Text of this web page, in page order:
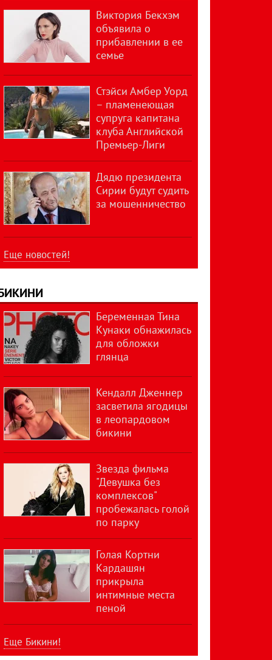
Виктория Бекхэм
объявила о
прибавлении в ее
семье
Стэйси Амбер Уорд
– пламенеющая
супруга капитана
клуба Английской
Премьер-Лиги
Дядю президента
Сирии будут судить
за мошенничество
Еще новостей!
Беременная Тина
Кунаки обнажилась
для обложки
глянца
Кендалл Дженнер
засветила ягодицы
в леопардовом
бикини
Звезда фильма
"Девушка без
комплексов"
пробежалась голой
по парку
Голая Кортни
Кардашян
прикрыла
интимные места
пеной
Еще Бикини!